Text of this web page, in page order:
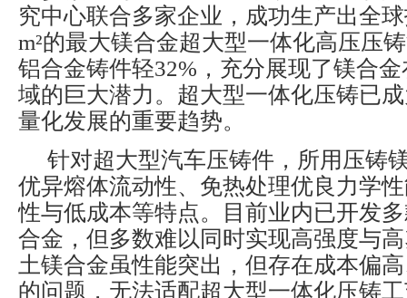
究中心联合多家企业，成功生产出全
m²的最大镁合金超大型一体化高压压
铝合金铸件轻32%，充分展现了镁合
域的巨大潜力。超大型一体化压铸已
量化发展的重要趋势。
针对超大型汽车压铸件，所用压铸
优异熔体流动性、免热处理优良力学
性与低成本等特点。目前业内已开发
合金，但多数难以同时实现高强度与
土镁合金虽性能突出，但存在成本偏
的问题，无法适配超大型一体化压铸